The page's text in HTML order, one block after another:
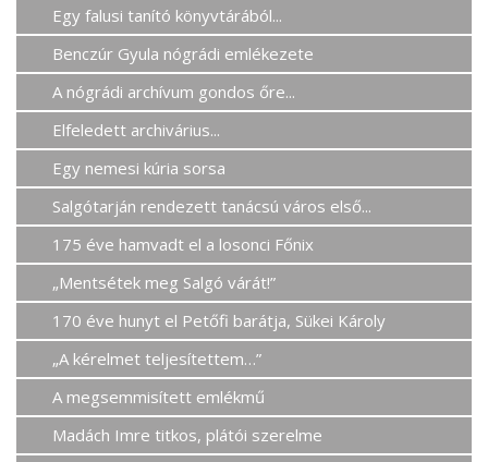
Egy falusi tanító könyvtárából...
Benczúr Gyula nógrádi emlékezete
A nógrádi archívum gondos őre...
Elfeledett archivárius...
Egy nemesi kúria sorsa
Salgótarján rendezett tanácsú város első...
175 éve hamvadt el a losonci Főnix
„Mentsétek meg Salgó várát!”
170 éve hunyt el Petőfi barátja, Sükei Károly
„A kérelmet teljesítettem…”
A megsemmisített emlékmű
Madách Imre titkos, plátói szerelme